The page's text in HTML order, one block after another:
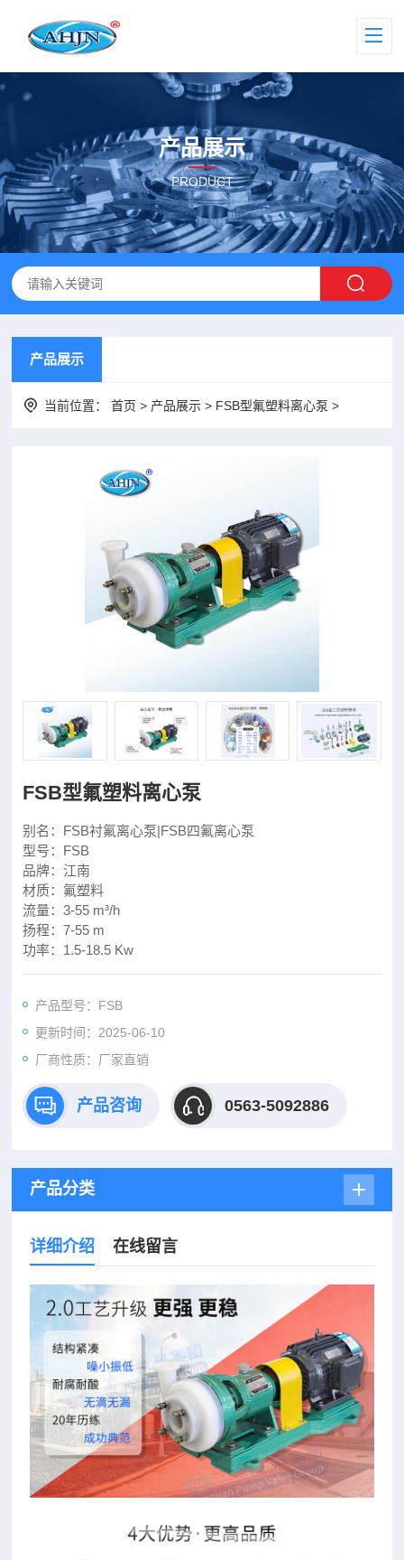
产品展示
PRODUCT
产品展示
当前位置：首页 > 产品展示 > FSB型氟塑料离心泵 >
FSB型氟塑料离心泵
别名：FSB衬氟离心泵|FSB四氟离心泵
型号：FSB
品牌：江南
材质：氟塑料
流量：3-55 m³/h
扬程：7-55 m
功率：1.5-18.5 Kw
产品型号：FSB
更新时间：2025-06-10
厂商性质：厂家直销
产品咨询 0563-5092886
产品分类
详细介绍 在线留言